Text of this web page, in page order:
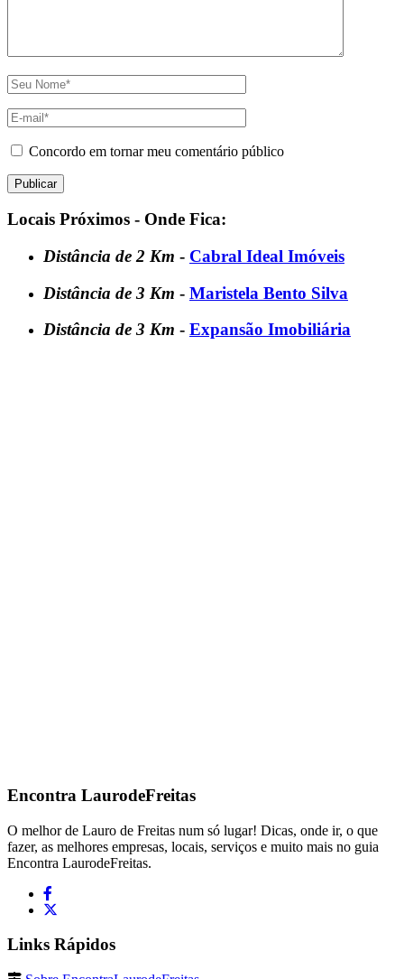
Concordo em tornar meu comentário público
Locais Próximos - Onde Fica:
Distância de 2 Km - Cabral Ideal Imóveis
Distância de 3 Km - Maristela Bento Silva
Distância de 3 Km - Expansão Imobiliária
Encontra LaurodeFreitas
O melhor de Lauro de Freitas num só lugar! Dicas, onde ir, o que
fazer, as melhores empresas, locais, serviços e muito mais no guia
Encontra LaurodeFreitas.
Links Rápidos